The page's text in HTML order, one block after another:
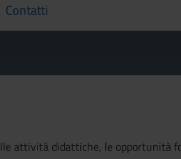
Contatti
current
attività didattiche, le